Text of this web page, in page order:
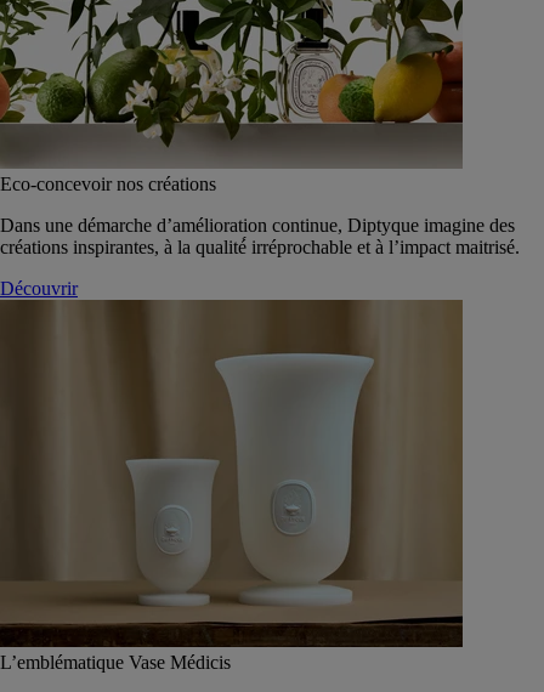
Eco-concevoir nos créations
Dans une démarche d’amélioration continue, Diptyque imagine des
créations inspirantes, à la qualité́ irréprochable et à l’impact maitrisé.
Découvrir
L’emblématique Vase Médicis